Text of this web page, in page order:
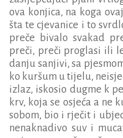
ova konjica, na koga
šta te cjevanice i to
preče bivalo svakad
preči, preči proglasi ili
danju sanjivi, sa
ko kuršum u tijelu,
izlaz, iskosio dugme k
krv, koja se osjeća a ne
sobom, bio i rječit i
nenaknadivo suv i